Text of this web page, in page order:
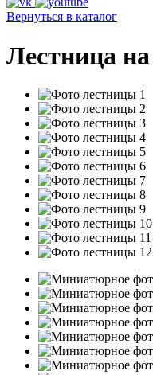
Вернуться в каталог
Лестница